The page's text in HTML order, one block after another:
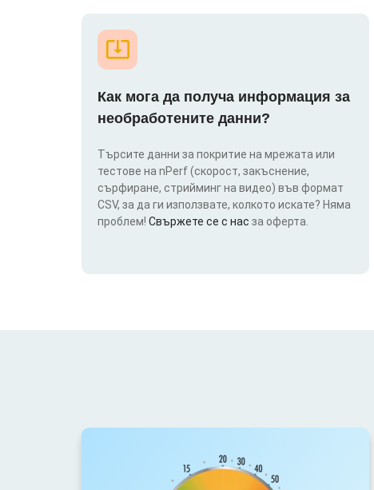
Как мога да получа информация за
необработените данни?
Търсите данни за покритие на мрежата или
тестове на nPerf (скорост, закъснение,
сърфиране, стрийминг на видео) във формат
CSV, за да ги използвате, колкото искате? Няма
проблем! Свържете се с нас за оферта.